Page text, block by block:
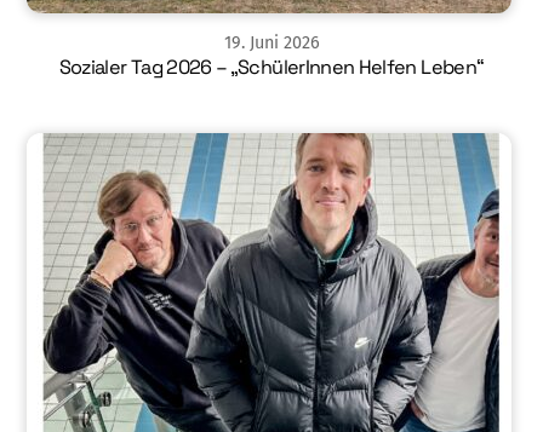
19. Juni 2026
Sozialer Tag 2026 – „SchülerInnen Helfen Leben“